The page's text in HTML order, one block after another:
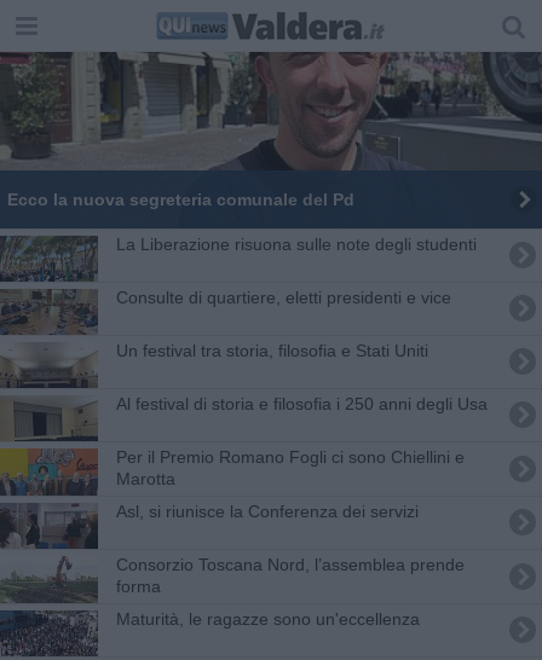
Ecco la nuova segreteria comunale del Pd
La Liberazione risuona sulle note degli studenti
Consulte di quartiere, eletti presidenti e vice
Un festival tra storia, filosofia e Stati Uniti
Al festival di storia e filosofia i 250 anni degli Usa
Per il Premio Romano Fogli ci sono Chiellini e
Marotta
Asl, si riunisce la Conferenza dei servizi
​Consorzio Toscana Nord, l’assemblea prende
forma
Maturità, le ragazze sono un'eccellenza